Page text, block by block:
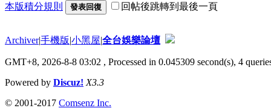
本版積分規則 發表回復 回帖後跳轉到最後一頁
Archiver|手機版|小黑屋|全台娛樂論壇
GMT+8, 2026-8-8 03:02 , Processed in 0.045309 second(s), 4
Powered by Discuz! X3.3
© 2001-2017 Comsenz Inc.